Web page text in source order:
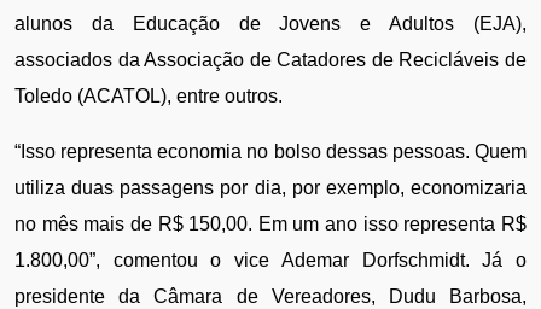
alunos da Educação de Jovens e Adultos (EJA),
associados da Associação de Catadores de Recicláveis de
Toledo (ACATOL), entre outros.
“Isso representa economia no bolso dessas pessoas. Quem
utiliza duas passagens por dia, por exemplo, economizaria
no mês mais de R$ 150,00. Em um ano isso representa R$
1.800,00”, comentou o vice Ademar Dorfschmidt. Já o
presidente da Câmara de Vereadores, Dudu Barbosa,